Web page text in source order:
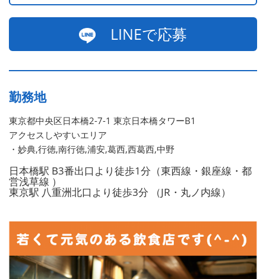
LINEで応募
勤務地
東京都中央区日本橋2-7-1 東京日本橋タワーB1
アクセスしやすいエリア
・妙典,行徳,南行徳,浦安,葛西,西葛西,中野
日本橋駅 B3番出口より徒歩1分（東西線・銀座線・都
営浅草線 ）
東京駅 八重洲北口より徒歩3分 （JR・丸ノ内線）